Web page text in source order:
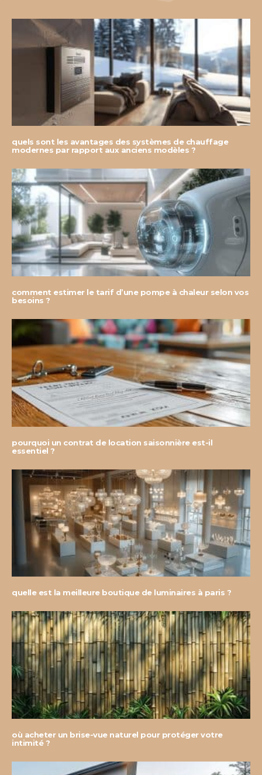
quels sont les avantages des systèmes de chauffage
modernes par rapport aux anciens modèles ?
comment estimer le tarif d’une pompe à chaleur selon vos
besoins ?
pourquoi un contrat de location saisonnière est-il
essentiel ?
quelle est la meilleure boutique de luminaires à paris ?
où acheter un brise-vue naturel pour protéger votre
intimité ?